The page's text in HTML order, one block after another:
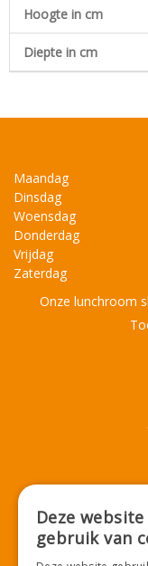
Hoogte in cm
Diepte in cm
Maandag
Dinsdag
Woensdag
Donderdag
Vrijdag
Zaterdag
Onze lunchroom
Deze
gebruik van